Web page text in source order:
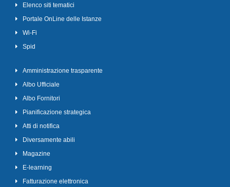
Elenco siti tematici
Portale OnLine delle Istanze
Wi-Fi
Spid
Amministrazione trasparente
Albo Ufficiale
Albo Fornitori
Pianificazione strategica
Atti di notifica
Diversamente abili
Magazine
E-learning
Fatturazione elettronica